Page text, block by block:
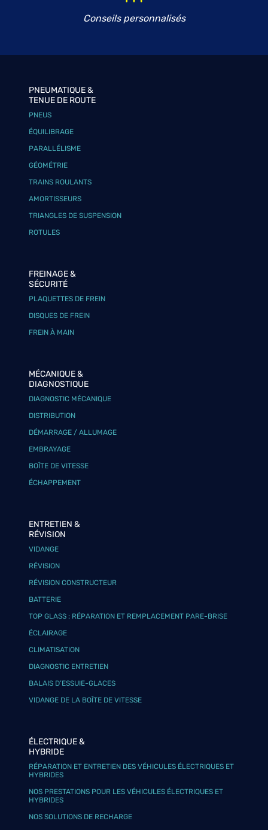
Conseils personnalisés
PNEUMATIQUE &
TENUE DE ROUTE
PNEUS
ÉQUILIBRAGE
PARALLÉLISME
GÉOMÉTRIE
TRAINS ROULANTS
AMORTISSEURS
TRIANGLES DE SUSPENSION
ROTULES
FREINAGE &
SÉCURITÉ
PLAQUETTES DE FREIN
DISQUES DE FREIN
FREIN À MAIN
MÉCANIQUE &
DIAGNOSTIQUE
DIAGNOSTIC MÉCANIQUE
DISTRIBUTION
DÉMARRAGE / ALLUMAGE
EMBRAYAGE
BOÎTE DE VITESSE
ÉCHAPPEMENT
ENTRETIEN &
RÉVISION
VIDANGE
RÉVISION
RÉVISION CONSTRUCTEUR
BATTERIE
TOP GLASS : RÉPARATION ET REMPLACEMENT PARE-BRISE
ÉCLAIRAGE
CLIMATISATION
DIAGNOSTIC ENTRETIEN
BALAIS D’ESSUIE-GLACES
VIDANGE DE LA BOÎTE DE VITESSE
ÉLECTRIQUE &
HYBRIDE
RÉPARATION ET ENTRETIEN DES VÉHICULES ÉLECTRIQUES ET
HYBRIDES
NOS PRESTATIONS POUR LES VÉHICULES ÉLECTRIQUES ET
HYBRIDES
NOS SOLUTIONS DE RECHARGE